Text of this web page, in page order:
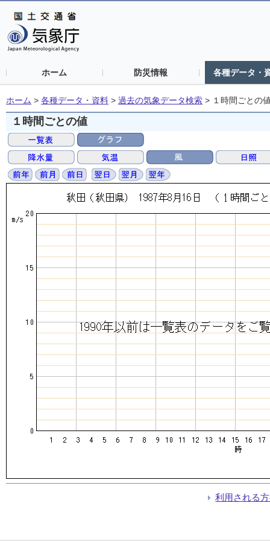
ホーム 防災情報 各種データ・
ホーム > 各種データ・資料 > 過去の気象データ検索 > １時間ごとの
１時間ごとの値
利用される